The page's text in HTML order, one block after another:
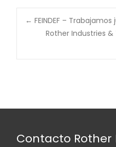
← FEINDEF – Trabajamos
Rother Industries
Contacto Rother